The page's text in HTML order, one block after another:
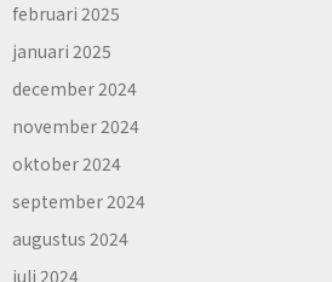
februari 2025
januari 2025
december 2024
november 2024
oktober 2024
september 2024
augustus 2024
juli 2024